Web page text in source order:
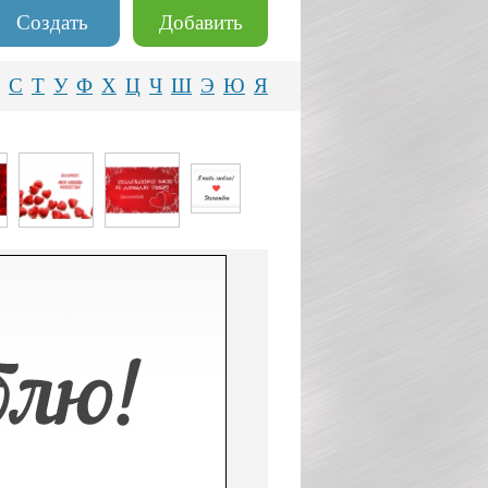
Добавить
Создать
С Т У Ф Х Ц Ч Ш Э Ю Я